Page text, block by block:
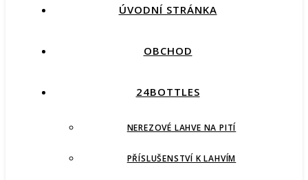
ÚVODNÍ STRÁNKA
OBCHOD
24BOTTLES
NEREZOVÉ LAHVE NA PITÍ
PŘÍSLUŠENSTVÍ K LAHVÍM